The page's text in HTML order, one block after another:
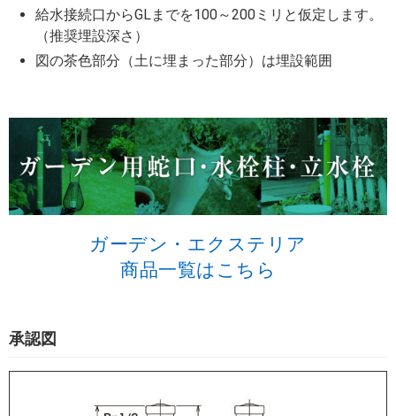
給水接続口からGLまでを100～200ミリと仮定します。
（推奨埋設深さ）
図の茶色部分（土に埋まった部分）は埋設範囲
ガーデン・エクステリア
商品一覧はこちら
承認図